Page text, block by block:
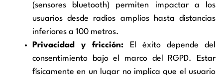
(sensores bluetooth) permiten impactar a los
usuarios desde radios amplios hasta distancias
inferiores a 100 metros.
Privacidad y fricción:
El éxito depende del
consentimiento bajo el marco del RGPD. Estar
físicamente en un lugar no implica que el usuario